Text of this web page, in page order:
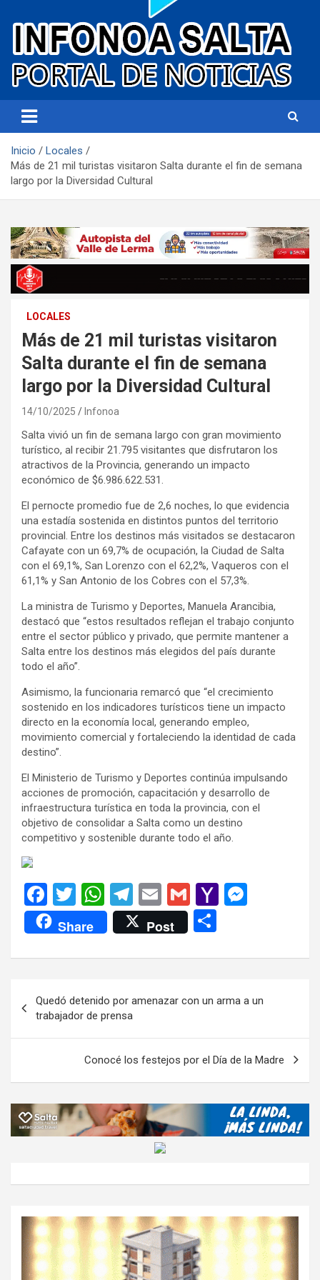
Infonoa Salta
Inicio
Locales
Más de 21 mil turistas visitaron Salta durante el fin de semana
largo por la Diversidad Cultural
LOCALES
Más de 21 mil turistas visitaron
Salta durante el fin de semana
largo por la Diversidad Cultural
14/10/2025 Infonoa
Salta vivió un fin de semana largo con gran movimiento
turístico, al recibir 21.795 visitantes que disfrutaron los
atractivos de la Provincia, generando un impacto
económico de $6.986.622.531.
El pernocte promedio fue de 2,6 noches, lo que evidencia
una estadía sostenida en distintos puntos del territorio
provincial. Entre los destinos más visitados se destacaron
Cafayate con un 69,7% de ocupación, la Ciudad de Salta
con el 69,1%, San Lorenzo con el 62,2%, Vaqueros con el
61,1% y San Antonio de los Cobres con el 57,3%.
La ministra de Turismo y Deportes, Manuela Arancibia,
destacó que “estos resultados reflejan el trabajo conjunto
entre el sector público y privado, que permite mantener a
Salta entre los destinos más elegidos del país durante
todo el año”.
Asimismo, la funcionaria remarcó que “el crecimiento
sostenido en los indicadores turísticos tiene un impacto
directo en la economía local, generando empleo,
movimiento comercial y fortaleciendo la identidad de cada
destino”.
El Ministerio de Turismo y Deportes continúa impulsando
acciones de promoción, capacitación y desarrollo de
infraestructura turística en toda la provincia, con el
objetivo de consolidar a Salta como un destino
competitivo y sostenible durante todo el año.
F
a
ce
b
o
k
T
wi
tt
er
W
h
at
s
p
p
T
el
e
gr
m
E
m
ail
G
m
ail
Y
o
M
ail
n
er
Share Post
m
ar
tir
de
entradas
Quedó detenido por amenazar con un arma a un
trabajador de prensa
Conocé los festejos por el Día de la Madre